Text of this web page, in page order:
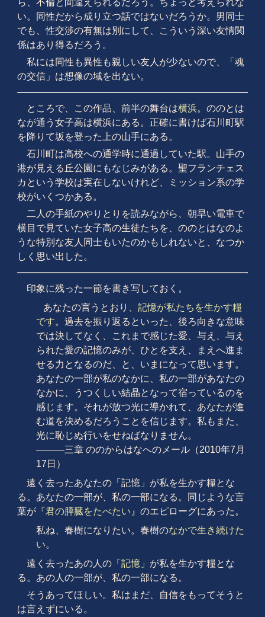
ら、不倫と間違えられるだろう。ちょっと考えられな
い。同性だから成り立つ話ではないだろうか。男同士
でも、性交渉の有無は別にして、こういう深い友情関
係はあり得るだろう。
私には同性も異性も親しい友人が少ないので、「魂
の交信」は想像の域を出ない。
ところで、この作品、前半の舞台は横浜。ののとは
なが通う女子高は横浜にある。正確に書けば石川町駅
を降りて坂を登った上の山手にある。
石川町は高校への通学時に通過していた駅。山手の
港が見える丘公園にもなじみがある。聖フランチェス
カという学校は実在しないけれど、ミッション系の学
校がいくつかある。
二人の手紙のやりとりを読みながら、朝早い電車で
横目で見ていた女子高の生徒たちを、ののとはなのよ
うな特別な友人同士もいたのかもしれないと、なつか
しく思い出した。
印象に残った一節を書き写しておく。
あなたの言うとおり、 記憶が私たちを生かす糧
です。過去を振り返るといった、後ろ向きな意味
では決してなく、これまで感じた愛、与え、与え
られた愛の記憶のみが、ひとを支え、まえへ進ま
せる力となるのだ、と、いまになって思います。
あなたの一部が私のなかに、私の一部があなたの
なかに、うつくしい結晶となって宿っているのを
感じます。それが放つ光に導かれて、あなたが進
む道を決めるだろうことを信じます。私もまた、
光に恥じぬ行いをせねばなりません。
———三章 ののからはなへのメール（2010年7月
17日）
遠く去ったあなたの「記憶」が私を生かす糧とな
る。あなたの一部が、私の一部になる。同じような言
葉が『君の膵臓をたべたい』 のエピローグにあった。
私ね、春樹になりたい。春樹のなかで生き続けた
い。
遠く去ったあの人の「記憶」 が私を生かす糧とな
る。あの人の一部が、私の一部になる。
そうあってほしい。私はまだ、自信をもってそうと
は言えずにいる。